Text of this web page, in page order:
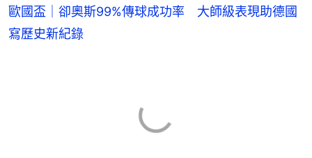
歐國盃｜卻奧斯99%傳球成功率 大師級表現助德國
寫歷史新紀錄